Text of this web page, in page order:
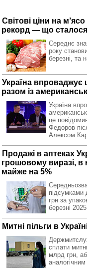
Світові ціни на
рекорд — що сталося
Середнє
року
березні, та
Україна впроваджує
разом із
Україна
це
Федоров
Алексом
Продажі в аптеках
грошовому виразі, в
майже на 5%
підсумками
грн за
березні
Митні пільги в
сплати
млрд грн,